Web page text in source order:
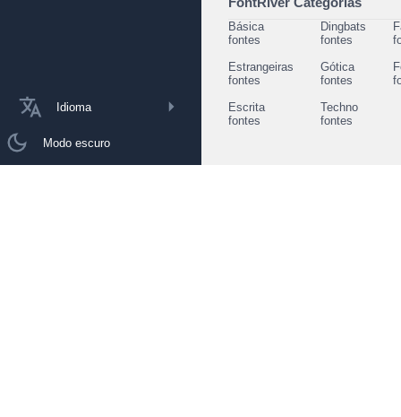
Idioma
Modo escuro
Básica
fontes
Dingbats
fontes
Estrangeiras
fontes
Gótica
fontes
Escrita
fontes
Techno
fontes